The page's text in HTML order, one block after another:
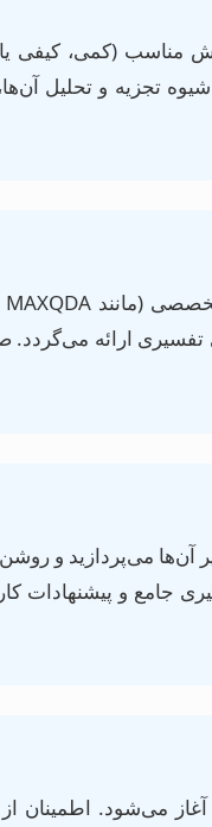
(کمی، کیفی یا
تجزیه و تحلیل
تفسیری ارائه
آن‌ها می‌پردازید و
جامع و پیشنهادات
می‌شود. اطمینان